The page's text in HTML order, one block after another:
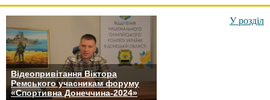
Відеопривітання Віктора
Ремського учасникам форуму
«Спортивна Донеччина-2024»
У розділ